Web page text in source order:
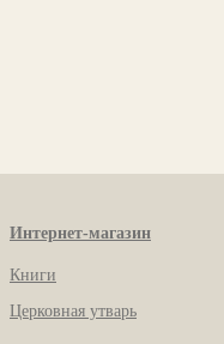
Интернет-магазин
Книги
Церковная утварь